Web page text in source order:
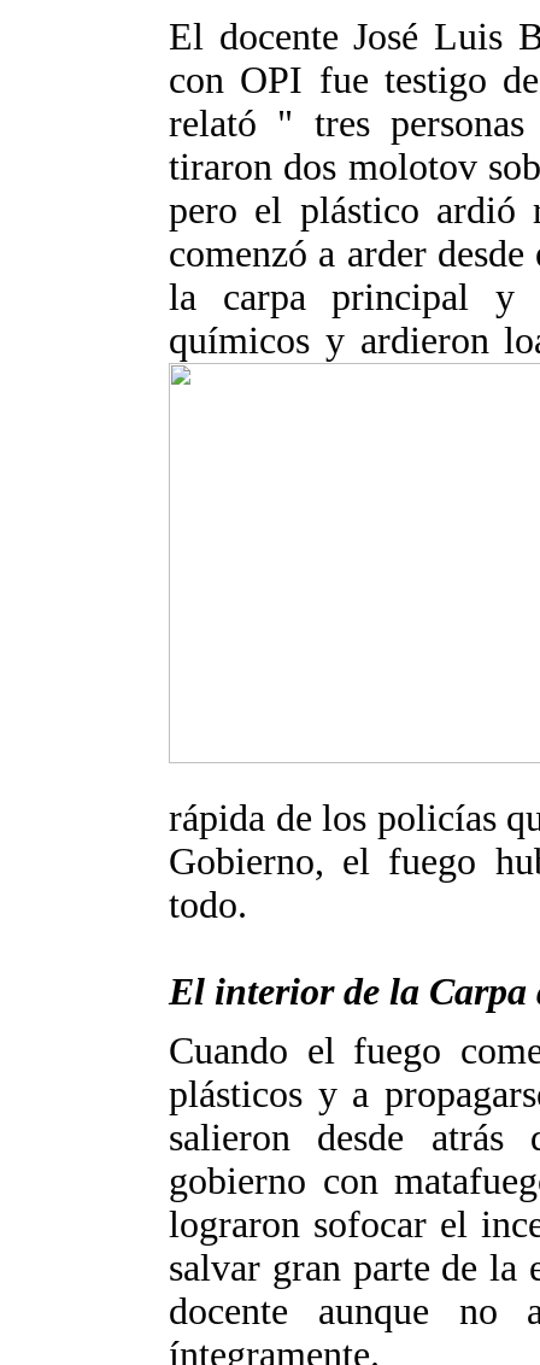
El docente José Luis
con OPI fue testigo
relató " tres
tiraron dos molotov
pero el plástico ardió
comenzó a arder
la carpa principal y
químicos y ardieron
rápida de los policías
Gobierno, el fuego
todo.
El interior de la Carpa
Cuando el fuego
plásticos y a
salieron desde
gobierno con
lograron sofocar el
salvar gran parte de la
docente aunque
íntegramente.